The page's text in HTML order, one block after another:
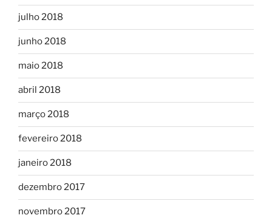
julho 2018
junho 2018
maio 2018
abril 2018
março 2018
fevereiro 2018
janeiro 2018
dezembro 2017
novembro 2017